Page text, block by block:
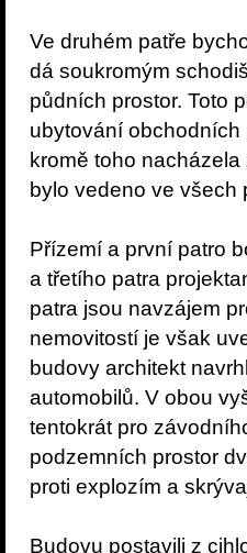
Ve druhém patře
dá soukromým
půdních prostor. Toto
ubytování obchodních
kromě toho
bylo vedeno ve všech
Přízemí a první patro
a třetího patra
patra jsou navzájem
nemovitostí je však
budovy architekt
automobilů. V obou
tentokrát pro
podzemních prostor
proti explozím a
Budovu postavili z